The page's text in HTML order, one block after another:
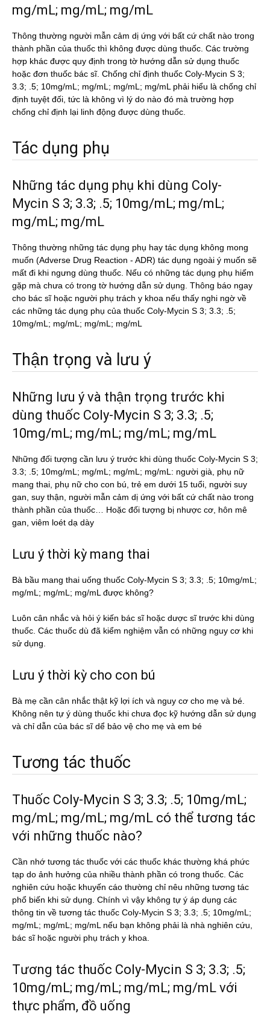
mg/mL; mg/mL; mg/mL
Thông thường người mẫn cảm dị ứng với bất cứ chất nào trong
thành phần của thuốc thì không được dùng thuốc. Các trường
hợp khác được quy định trong tờ hướng dẫn sử dụng thuốc
hoặc đơn thuốc bác sĩ. Chống chỉ định thuốc Coly-Mycin S 3;
3.3; .5; 10mg/mL; mg/mL; mg/mL; mg/mL phải hiểu là chống chỉ
định tuyệt đối, tức là không vì lý do nào đó mà trường hợp
chống chỉ định lại linh động được dùng thuốc.
Tác dụng phụ
Những tác dụng phụ khi dùng Coly-
Mycin S 3; 3.3; .5; 10mg/mL; mg/mL;
mg/mL; mg/mL
Thông thường những tác dụng phụ hay tác dụng không mong
muốn (Adverse Drug Reaction - ADR) tác dụng ngoài ý muốn sẽ
mất đi khi ngưng dùng thuốc. Nếu có những tác dụng phụ hiếm
gặp mà chưa có trong tờ hướng dẫn sử dụng. Thông báo ngay
cho bác sĩ hoặc người phụ trách y khoa nếu thấy nghi ngờ về
các những tác dụng phụ của thuốc Coly-Mycin S 3; 3.3; .5;
10mg/mL; mg/mL; mg/mL; mg/mL
Thận trọng và lưu ý
Những lưu ý và thận trọng trước khi
dùng thuốc Coly-Mycin S 3; 3.3; .5;
10mg/mL; mg/mL; mg/mL; mg/mL
Những đối tượng cần lưu ý trước khi dùng thuốc Coly-Mycin S 3;
3.3; .5; 10mg/mL; mg/mL; mg/mL; mg/mL: người già, phụ nữ
mang thai, phụ nữ cho con bú, trẻ em dưới 15 tuổi, người suy
gan, suy thận, người mẫn cảm dị ứng với bất cứ chất nào trong
thành phần của thuốc… Hoặc đối tượng bị nhược cơ, hôn mê
gan, viêm loét dạ dày
Lưu ý thời kỳ mang thai
Bà bầu mang thai uống thuốc Coly-Mycin S 3; 3.3; .5; 10mg/mL;
mg/mL; mg/mL; mg/mL được không?
Luôn cân nhắc và hỏi ý kiến bác sĩ hoặc dược sĩ trước khi dùng
thuốc. Các thuốc dù đã kiểm nghiệm vẫn có những nguy cơ khi
sử dụng.
Lưu ý thời kỳ cho con bú
Bà mẹ cần cân nhắc thật kỹ lợi ích và nguy cơ cho mẹ và bé.
Không nên tự ý dùng thuốc khi chưa đọc kỹ hướng dẫn sử dụng
và chỉ dẫn của bác sĩ dể bảo vệ cho mẹ và em bé
Tương tác thuốc
Thuốc Coly-Mycin S 3; 3.3; .5; 10mg/mL;
mg/mL; mg/mL; mg/mL có thể tương tác
với những thuốc nào?
Cần nhớ tương tác thuốc với các thuốc khác thường khá phức
tạp do ảnh hưởng của nhiều thành phần có trong thuốc. Các
nghiên cứu hoặc khuyến cáo thường chỉ nêu những tương tác
phổ biến khi sử dụng. Chính vì vậy không tự ý áp dụng các
thông tin về tương tác thuốc Coly-Mycin S 3; 3.3; .5; 10mg/mL;
mg/mL; mg/mL; mg/mL nếu bạn không phải là nhà nghiên cứu,
bác sĩ hoặc người phụ trách y khoa.
Tương tác thuốc Coly-Mycin S 3; 3.3; .5;
10mg/mL; mg/mL; mg/mL; mg/mL với
thực phẩm, đồ uống